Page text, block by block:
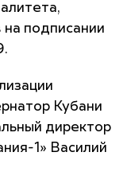
подписании
Кубани
директор
1» Василий